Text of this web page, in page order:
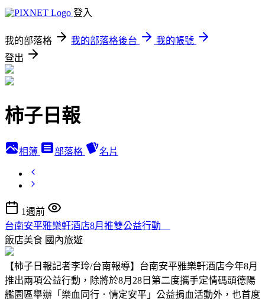
登入
我的部落格 我的部落格後台
我的帳號
登出
柿子日報
相簿 部落格 名片
1週前
台南安平雅樂軒酒店8月推雙公益行動
飯店美食 國內旅遊
【柿子日報記者李玲/台南報導】台南安平雅樂軒酒店今年8月
推出兩項公益行動，除將於8月28日第二度攜手定情碼頭德陽
艦園區舉辦「樂血同行．情定安平」公益捐血活動外，也首度